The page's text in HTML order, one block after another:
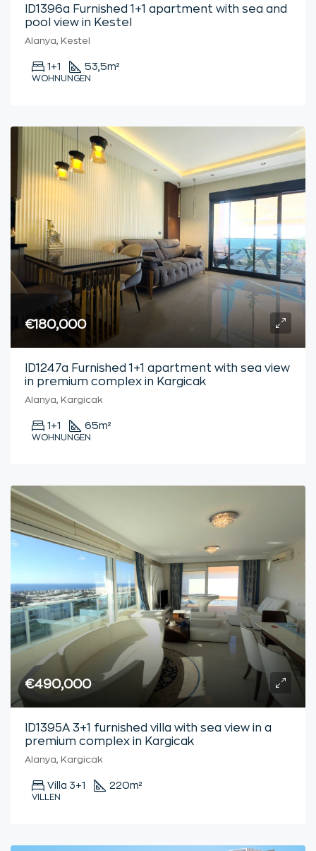
ID1396a Furnished 1+1 apartment with sea and
pool view in Kestel
Alanya, Kestel
1+1 53,5m²
WOHNUNGEN
€180,000
ID1247a Furnished 1+1 apartment with sea view
in premium complex in Kargicak
Alanya, Kargicak
1+1 65m²
WOHNUNGEN
€490,000
ID1395A 3+1 furnished villa with sea view in a
premium complex in Kargicak
Alanya, Kargicak
Villa 3+1 220m²
VILLEN